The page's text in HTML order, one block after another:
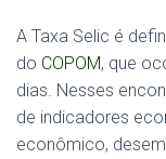
A Taxa Selic é
do COPOM, que
dias. Nesses
de indicadores
econômico,